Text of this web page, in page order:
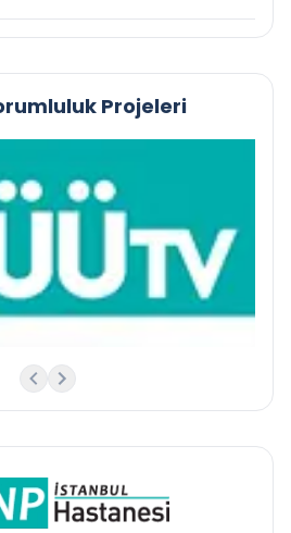
Projeleri